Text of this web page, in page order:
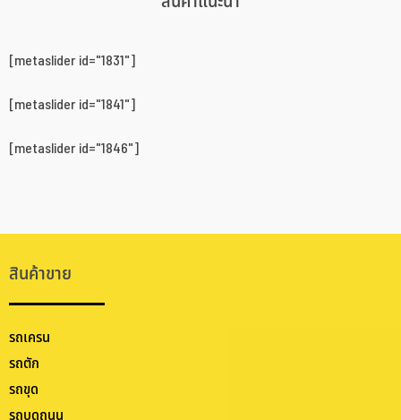
[metaslider id="1831"]
[metaslider id="1841"]
[metaslider id="1846"]
สินค้าขาย
รถเครน
รถตัก
รถขุด